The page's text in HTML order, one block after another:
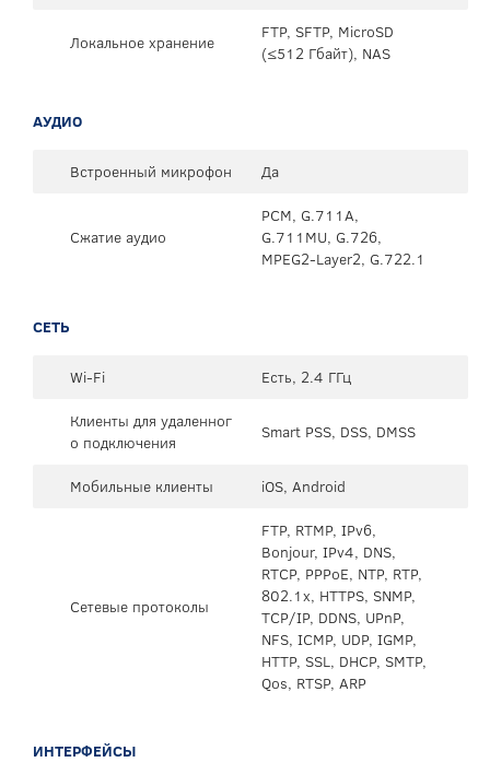
Локальное хранение
FTP, SFTP, MicroSD
(≤512 Гбайт), NAS
АУДИО
Встроенный микрофон Да
Сжатие аудио
PCM, G.711A,
G.711MU, G.726,
MPEG2-Layer2, G.722.1
СЕТЬ
Wi-Fi
Есть, 2.4 ГГц
Клиенты для удаленног
о подключения
Smart PSS, DSS, DMSS
Мобильные клиенты iOS, Android
Сетевые протоколы
FTP, RTMP, IPv6,
Bonjour, IPv4, DNS,
RTCP, PPPoE, NTP, RTP,
802.1x, HTTPS, SNMP,
TCP/IP, DDNS, UPnP,
NFS, ICMP, UDP, IGMP,
HTTP, SSL, DHCP, SMTP,
Qos, RTSP, ARP
ИНТЕРФЕЙСЫ